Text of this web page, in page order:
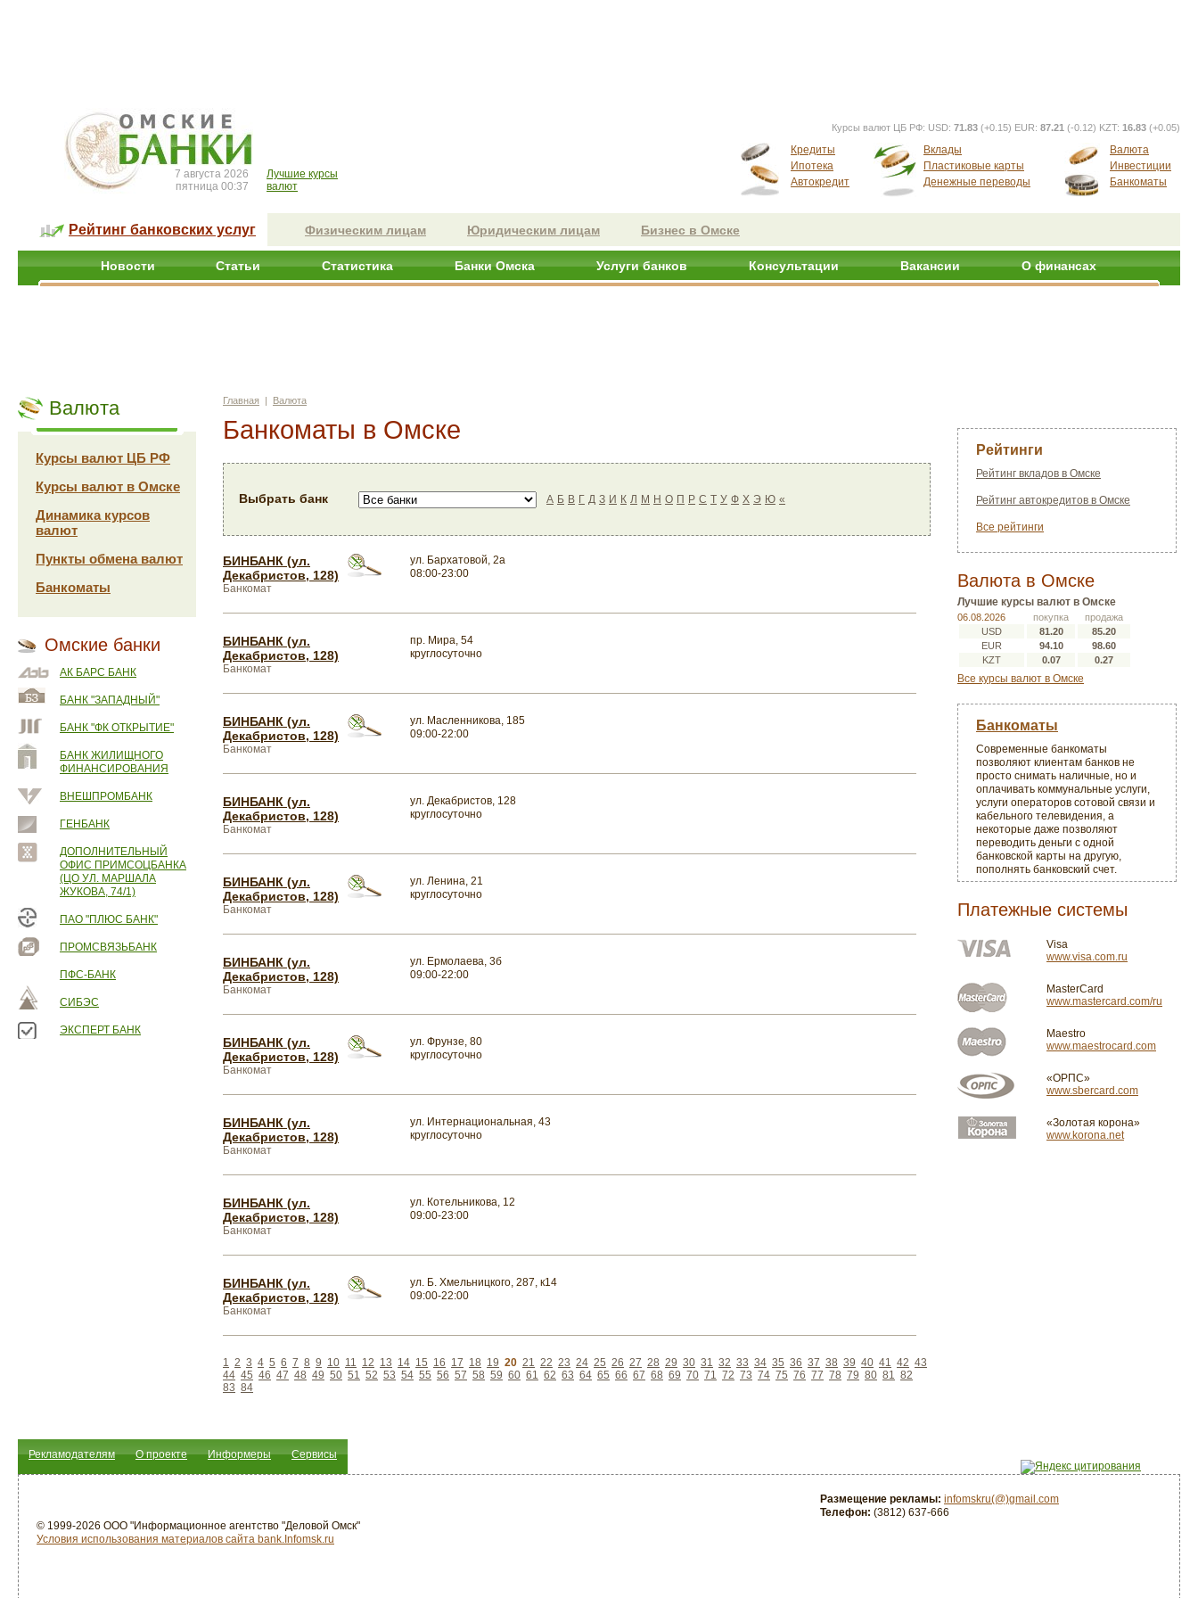
7 августа 2026
пятница 00:37
Лучшие курсы
валют
Курсы валют ЦБ РФ: USD: 71.83 (+0.15) EUR: 87.21 (-0.12) KZT: 16.83 (+0.05)
Кредиты
Ипотека
Автокредит
Вклады
Пластиковые карты
Денежные переводы
Валюта
Инвестиции
Банкоматы
Рейтинг банковских услуг Физическим лицам Юридическим лицам Бизнес в Омске
Новости Статьи Статистика Банки Омска Услуги банков Консультации Вакансии О финансах
Валюта
Курсы валют ЦБ РФ
Курсы валют в Омске
Динамика курсов
валют
Пункты обмена валют
Банкоматы
Омские банки
АК БАРС БАНК
БАНК "ЗАПАДНЫЙ"
БАНК "ФК ОТКРЫТИЕ"
БАНК ЖИЛИЩНОГО
ФИНАНСИРОВАНИЯ
ВНЕШПРОМБАНК
ГЕНБАНК
ДОПОЛНИТЕЛЬНЫЙ
ОФИС ПРИМСОЦБАНКА
(ЦО УЛ. МАРШАЛА
ЖУКОВА, 74/1)
ПАО "ПЛЮС БАНК"
ПРОМСВЯЗЬБАНК
ПФС-БАНК
СИБЭС
ЭКСПЕРТ БАНК
Главная | Валюта
Банкоматы в Омске
Выбрать банк А Б В Г Д З И К Л М Н О П Р С Т У Ф Х Э Ю «
БИНБАНК (ул.
Декабристов, 128)
Банкомат
ул. Бархатовой, 2а
08:00-23:00
БИНБАНК (ул.
Декабристов, 128)
Банкомат
пр. Мира, 54
круглосуточно
БИНБАНК (ул.
Декабристов, 128)
Банкомат
ул. Масленникова, 185
09:00-22:00
БИНБАНК (ул.
Декабристов, 128)
Банкомат
ул. Декабристов, 128
круглосуточно
БИНБАНК (ул.
Декабристов, 128)
Банкомат
ул. Ленина, 21
круглосуточно
БИНБАНК (ул.
Декабристов, 128)
Банкомат
ул. Ермолаева, 3б
09:00-22:00
БИНБАНК (ул.
Декабристов, 128)
Банкомат
ул. Фрунзе, 80
круглосуточно
БИНБАНК (ул.
Декабристов, 128)
Банкомат
ул. Интернациональная, 43
круглосуточно
БИНБАНК (ул.
Декабристов, 128)
Банкомат
ул. Котельникова, 12
09:00-23:00
БИНБАНК (ул.
Декабристов, 128)
Банкомат
ул. Б. Хмельницкого, 287, к14
09:00-22:00
1 2 3 4 5 6 7 8 9 10 11 12 13 14 15 16 17 18 19 20 21 22 23 24 25 26 27 28 29 30 31 32 33 34 35 36 37 38 39 40 41 42 43
44 45 46 47 48 49 50 51 52 53 54 55 56 57 58 59 60 61 62 63 64 65 66 67 68 69 70 71 72 73 74 75 76 77 78 79 80 81 82
83 84
Рейтинги
Рейтинг вкладов в Омске
Рейтинг автокредитов в Омске
Все рейтинги
Валюта в Омске
Лучшие курсы валют в Омске
06.08.2026 покупка
продажа
USD
81.20
85.20
EUR
94.10
98.60
KZT
0.07 0.27
Все курсы валют в Омске
Банкоматы
Современные банкоматы
позволяют клиентам банков не
просто снимать наличные, но и
оплачивать коммунальные услуги,
услуги операторов сотовой связи и
кабельного телевидения, а
некоторые даже позволяют
переводить деньги с одной
банковской карты на другую,
пополнять банковский счет.
Платежные системы
Visa
www.visa.com.ru
MasterCard
www.mastercard.com/ru
Maestro
www.maestrocard.com
«ОРПС»
www.sbercard.com
«Золотая корона»
www.korona.net
Рекламодателям О проекте Информеры Сервисы
© 1999-2026 ООО "Информационное агентство "Деловой Омск"
Условия использования материалов сайта bank.Infomsk.ru
Размещение рекламы: infomskru(@)gmail.com
Телефон: (3812) 637-666